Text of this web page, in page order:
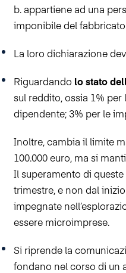
b. appartiene ad una
imponibile del fabbricato
La loro dichiarazione
Riguardando lo stato
sul reddito, ossia 1%
dipendente; 3% per le
Inoltre, cambia il limite
100.000 euro, ma si
Il superamento di
trimestre, e non dal
impegnate
essere microimprese.
Si riprende la
fondano nel corso di un